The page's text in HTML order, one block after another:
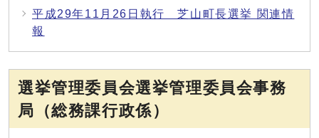
平成29年11月26日執行 芝山町長選挙 関連情
報
選挙管理委員会選挙管理委員会事務
局（総務課行政係）